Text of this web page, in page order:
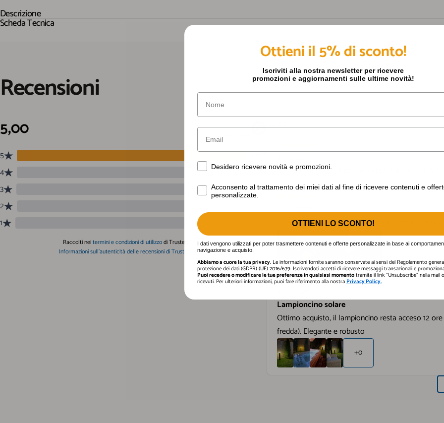
Descrizione
Scheda Tecnica
Recensioni
Ottieni il 5% di sconto!
Iscriviti alla nostra newsletter per ricevere
promozioni e aggiornamenti sulle ultime novità!
Nome
Email
Desidero ricevere novità e promozioni.
Desidero ricevere novità e promozioni.
Acconsento al trattamento dei miei dati al fine di ricevere contenuti e
Acconsento al trattamento dei miei dati al fine di ricevere contenuti e
personalizzate.
OTTIENI LO SCONTO!
I dati vengono utilizzati per poter trasmettere contenuti e offerte personalizzate in base ai
navigazione e acquisto.
Abbiamo a cuore la tua privacy. Le informazioni fornite saranno conservate ai sensi del Regolamento
protezione dei dati (GDPR) (UE) 2016/679. Iscrivendoti accetti di ricevere messaggi transazionali e
Puoi recedere o modificare le tue preferenze in qualsiasi momentotramite il link "Unsubscribe" nella mail
ricevuti. Per ulteriori informazioni, puoi fare riferimento alla nostra Privacy Policy.